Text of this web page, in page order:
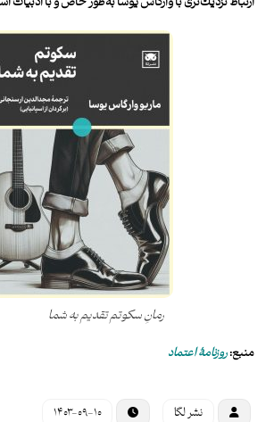
رمانِ سکوتم تقدیم به شما
منبع:روزنامۀ اعتماد
نشر لگا ۱۴۰۳-۰۹-۱۰